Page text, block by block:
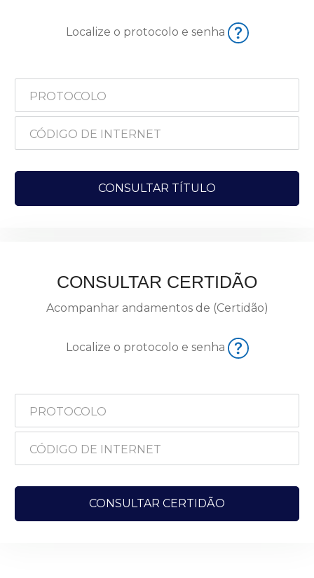
Localize o protocolo e senha
CONSULTAR CERTIDÃO
Acompanhar andamentos de (Certidão)
Localize o protocolo e senha